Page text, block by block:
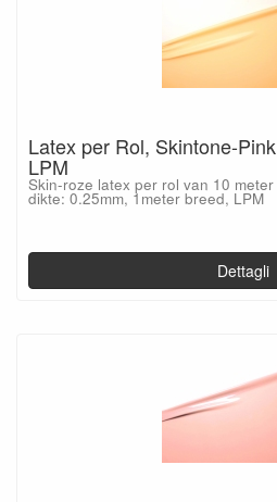
Latex per Rol, Skintone-
LPM
Skin-roze latex per rol van 10
dikte: 0.25mm, 1meter breed, LPM
Dettagli